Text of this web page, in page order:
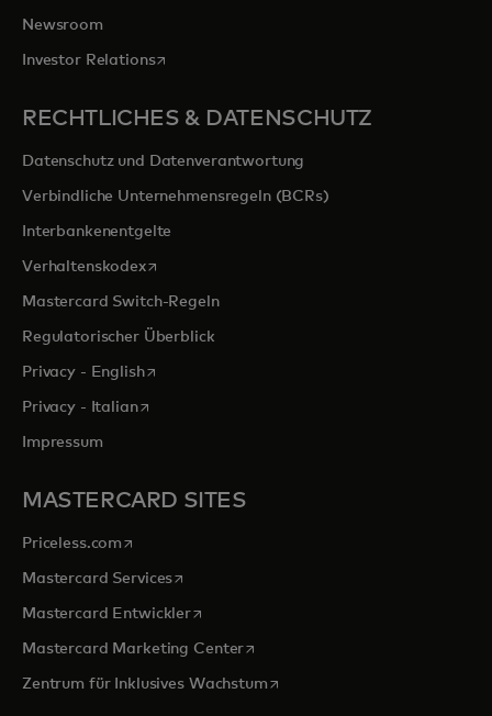
Newsroom
Investor Relationswird in einer neuen Registerkarte geöffnet
RECHTLICHES & DATENSCHUTZ
Datenschutz und Datenverantwortung
Verbindliche Unternehmensregeln (BCRs)
Interbankenentgelte
Verhaltenskodexwird in einer neuen Registerkarte geöffnet
Mastercard Switch-Regeln
Regulatorischer Überblick
Privacy - Englishwird in einer neuen Registerkarte geöffnet
Privacy - Italianwird in einer neuen Registerkarte geöffnet
Impressum
MASTERCARD SITES
Priceless.com wird in einer neuen Registerkarte geöffnet
Mastercard Serviceswird in einer neuen Registerkarte geöffnet
Mastercard Entwicklerwird in einer neuen Registerkarte
Mastercard Marketing Centerwird in einer neuen
Zentrum für Inklusives Wachstumwird in einer neuen